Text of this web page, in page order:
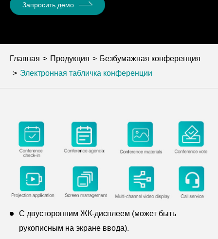
Запросить демо
Главная Продукция
Безбумажная конференция
Электронная табличка конференции
С двусторонним ЖК-дисплеем (может быть
рукописным на экране ввода).